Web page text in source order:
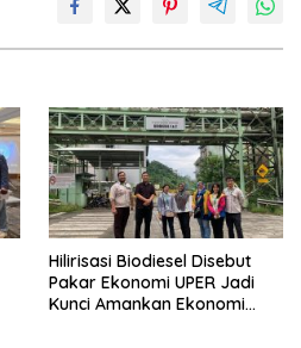
Hilirisasi Biodiesel Disebut
Pakar Ekonomi UPER Jadi
Kunci Amankan Ekonomi